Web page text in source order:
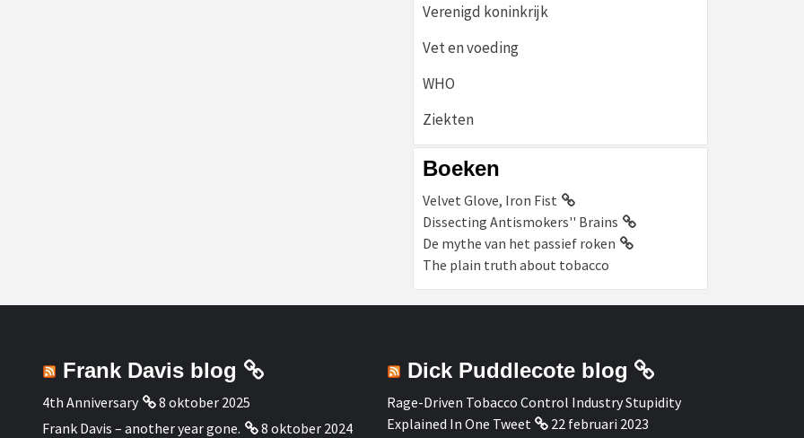
Verenigd koninkrijk
Vet en voeding
WHO
Ziekten
Boeken
Velvet Glove, Iron Fist
Dissecting Antismokers'' Brains
De mythe van het passief roken
The plain truth about tobacco
Frank Davis blog
4th Anniversary
8 oktober 2025
Frank Davis – another year gone.
8 oktober 2024
Dick Puddlecote blog
Rage-Driven Tobacco Control Industry Stupidity
Explained In One Tweet
22 februari 2023